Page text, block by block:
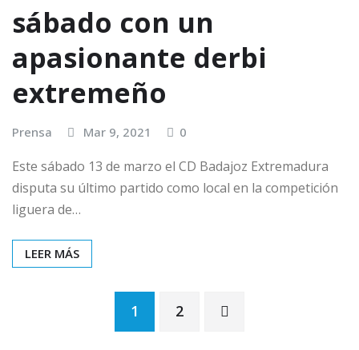
sábado con un
apasionante derbi
extremeño
Prensa Mar 9, 2021 0
Este sábado 13 de marzo el CD Badajoz Extremadura
disputa su último partido como local en la competición
liguera de…
LEER MÁS
1 2